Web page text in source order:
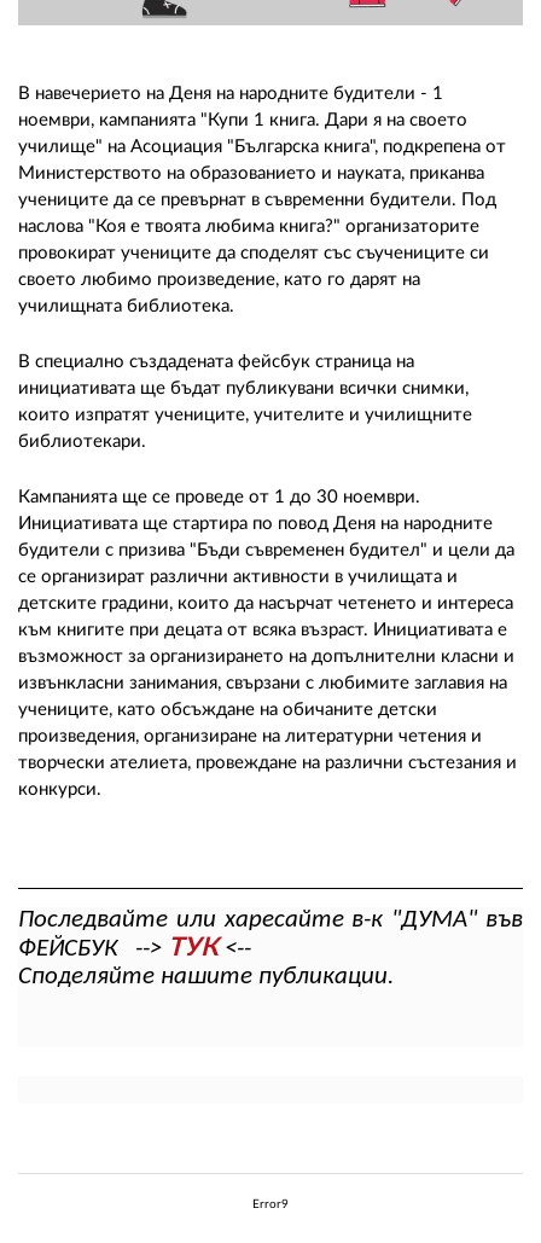
В навечерието на Деня на народните будители - 1
ноември, кампанията "Купи 1 книга. Дари я на своето
училище" на Асоциация "Българска книга", подкрепена от
Министерството на образованието и науката, приканва
учениците да се превърнат в съвременни будители. Под
наслова "Коя е твоята любима книга?" организаторите
провокират учениците да споделят със съучениците си
своето любимо произведение, като го дарят на
училищната библиотека.
В специално създадената фейсбук страница на
инициативата ще бъдат публикувани всички снимки,
които изпратят учениците, учителите и училищните
библиотекари.
Кампанията ще се проведе от 1 до 30 ноември.
Инициативата ще стартира по повод Деня на народните
будители с призива "Бъди съвременен будител" и цели да
се организират различни активности в училищата и
детските градини, които да насърчат четенето и интереса
към книгите при децата от всяка възраст. Инициативата е
възможност за организирането на допълнителни класни и
извънкласни занимания, свързани с любимите заглавия на
учениците, като обсъждане на обичаните детски
произведения, организиране на литературни четения и
творчески ателиета, провеждане на различни състезания и
конкурси.
Последвайте или харесайте в-к "ДУМА" във
ФЕЙСБУК --> ТУК<--
Споделяйте нашите публикации.
Error9